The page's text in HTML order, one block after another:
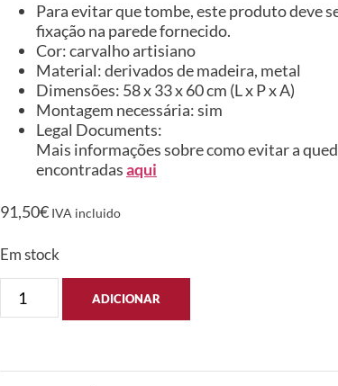
Para evitar que tombe, este produto deve
fixação na parede fornecido.
Cor: carvalho artisiano
Material: derivados de madeira, metal
Dimensões: 58 x 33 x 60 cm (L x P x A)
Montagem necessária: sim
Legal Documents:
Mais informações sobre como evitar a
encontradasaqui
91,50€ IVA incluido
Em stock
ADICIONAR